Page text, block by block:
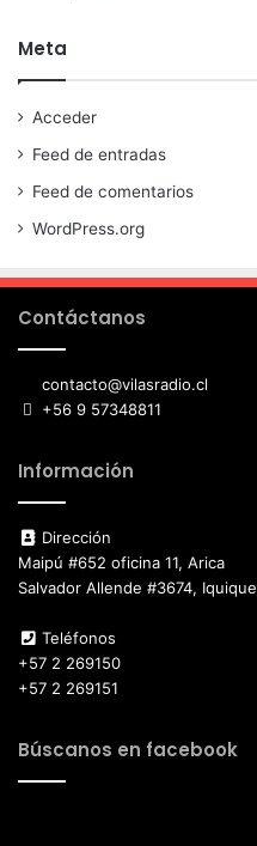
Meta
Acceder
Feed de entradas
Feed de comentarios
WordPress.org
Contáctanos
contacto@vilasradio.cl
+56 9 57348811
Información
Dirección
Maipú #652 oficina 11, Arica
Salvador Allende #3674, Iquique
Teléfonos
+57 2 269150
+57 2 269151
Búscanos en facebook